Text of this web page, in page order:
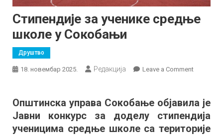
Стипендије за ученике средње
школе у Сокобањи
Друштво
18. новембар 2025. Редакција Leave a Commenton
ученике
средње
школе
Општинска управа Сокобање објавила је
Јавни конкурс за доделу стипендија
ученицима средње школе са територије